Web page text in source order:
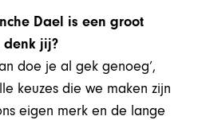
Dael is een groot
denk jij?
doe je al gek genoeg’,
keuzes die we maken zijn
eigen merk en de lange